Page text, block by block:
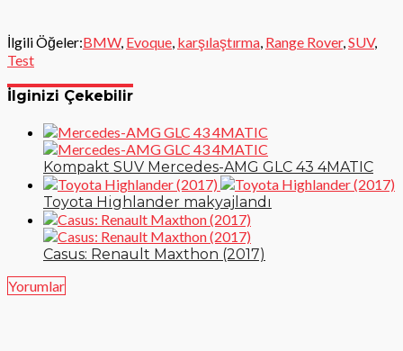
İlgili Öğeler:BMW, Evoque karşılaştırma Range Rover, SUV,
Test
İlginizi Çekebilir
Kompakt SUV Mercedes-AMG GLC 43 4MATIC
Toyota Highlander makyajlandı
Casus: Renault Maxthon (2017)
Yorumlar